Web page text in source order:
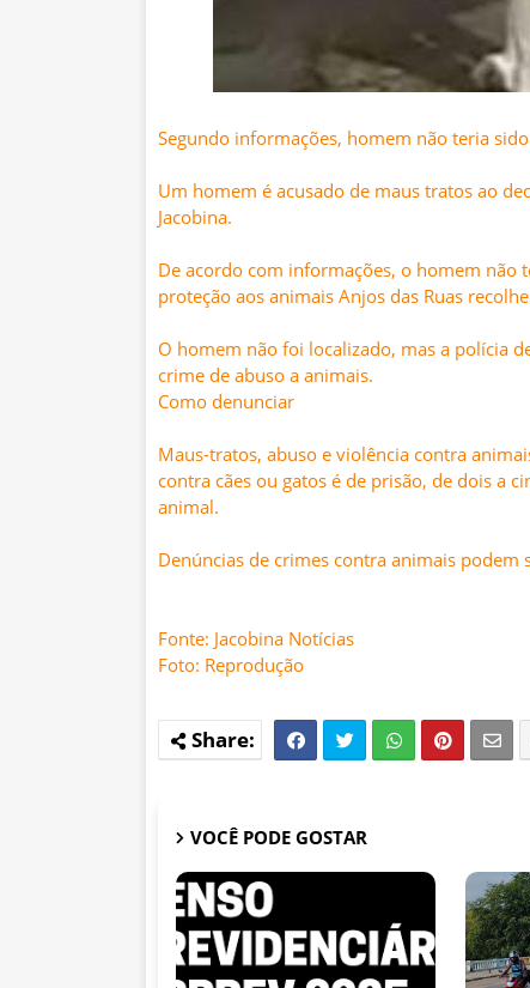
Segundo informações, homem não teria
Um homem é acusado de maus tratos ao
Jacobina.
De acordo com informações, o homem não
proteção aos animais Anjos das Ruas
O homem não foi localizado, mas a polícia
crime de abuso a animais.
Como denunciar
Maus-tratos, abuso e violência contra
contra cães ou gatos é de prisão, de dois a
animal.
Denúncias de crimes contra animais podem
Fonte: Jacobina Notícias
Foto: Reprodução
VOCÊ PODE GOSTAR